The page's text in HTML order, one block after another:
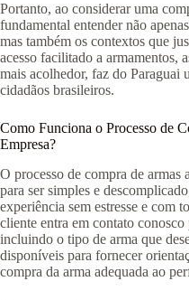
Portanto, ao considerar uma
fundamental entender não
mas também os contextos que
acesso facilitado a armamentos,
mais acolhedor, faz do Paraguai
cidadãos brasileiros.
Como Funciona o Processo de
Empresa?
O processo de compra de armas
para ser simples e
experiência sem estresse e com
cliente entra em contato conosco
incluindo o tipo de arma que
disponíveis para fornecer
compra da arma adequada ao